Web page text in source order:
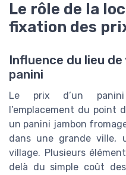
Le rôle de la
fixation des
Influence du lieu
panini
Le prix d’un
l’emplacement du point
un panini jambon
dans une grande ville,
village. Plusieurs
delà du simple coût